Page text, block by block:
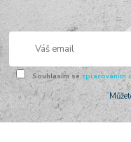
Souhlasím se zpracováním